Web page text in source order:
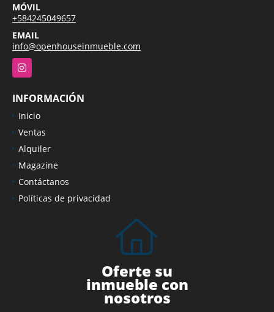
MÓVIL
+584245049657
EMAIL
info@openhouseinmueble.com
Instagram
INFORMACIÓN
Inicio
Ventas
Alquiler
Magazine
Contáctanos
Políticas de privacidad
Oferte su
inmueble con
nosotros